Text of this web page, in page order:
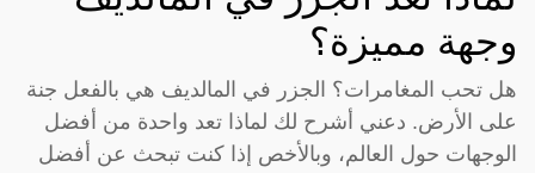
وجهة مميزة؟
هل تحب المغامرات؟ الجزر في المالديف هي بالفعل جنة
على الأرض. دعني أشرح لك لماذا تعد واحدة من أفضل
الوجهات حول العالم، وبالأخص إذا كنت تبحث عن أفضل